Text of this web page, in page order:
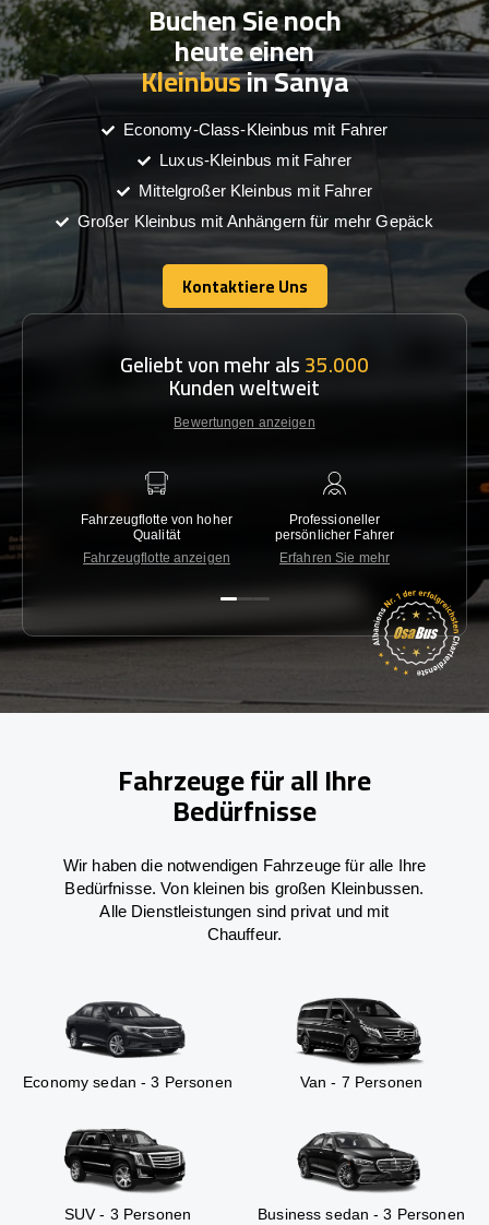
Buchen Sie noch
heute einen
Kleinbusin Sanya
Economy-Class-Kleinbus mit Fahrer
Luxus-Kleinbus mit Fahrer
Mittelgroßer Kleinbus mit Fahrer
Großer Kleinbus mit Anhängern für mehr Gepäck
Kontaktiere Uns
Kontaktiere Uns
Geliebt von mehr als35.000
Kunden weltweit
Bewertungen anzeigen
Fahrzeugflotte von hoher
Qualität
Fahrzeugflotte anzeigen
Professioneller
persönlicher Fahrer
Erfahren Sie mehr
Fahrzeuge für all Ihre
Bedürfnisse
Wir haben die notwendigen Fahrzeuge für alle Ihre
Bedürfnisse. Von kleinen bis großen Kleinbussen.
Alle Dienstleistungen sind privat und mit
Chauffeur.
Economy sedan - 3 Personen Van - 7 Personen
SUV - 3 Personen Business sedan - 3 Personen